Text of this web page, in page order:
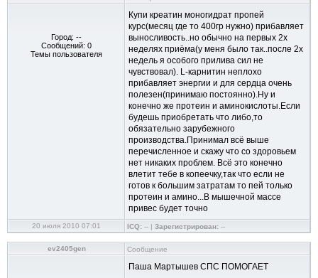
Город: --
Сообщений: 0
Темы пользователя
Купи креатин моногидрат пропей
курс(месяц где то 400гр нужно) прибавляет
выносливость..но обычно на первых 2х
неделях приёма(у меня было так..после 2х
недель я особого прилива сил не
чувствовал). L-карнитин неплохо
прибавляет энергии и для сердца очень
полезен(принимаю постоянно).Ну и
конечно же протеин и аминокислоты.Если
будешь приобретать что либо,то
обязательно зарубежного
производства.Принимал всё выше
перечисленное и скажу что со здоровьем
нет никаких проблем. Всё это конечно
влетит тебе в копеечку,так что если не
готов к большим затратам то пей только
протеин и амино...В мышечной массе
привес будет точно
20 июля 2010 07:01 ICQ: -- | Зарегистрирован: --
ev2405gen Сообщение
Паша Мартышев СПС ПОМОГАЕТ